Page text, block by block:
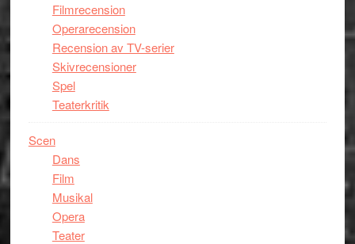
Filmrecension
Operarecension
Recension av TV-serier
Skivrecensioner
Spel
Teaterkritik
Scen
Dans
Film
Musikal
Opera
Teater